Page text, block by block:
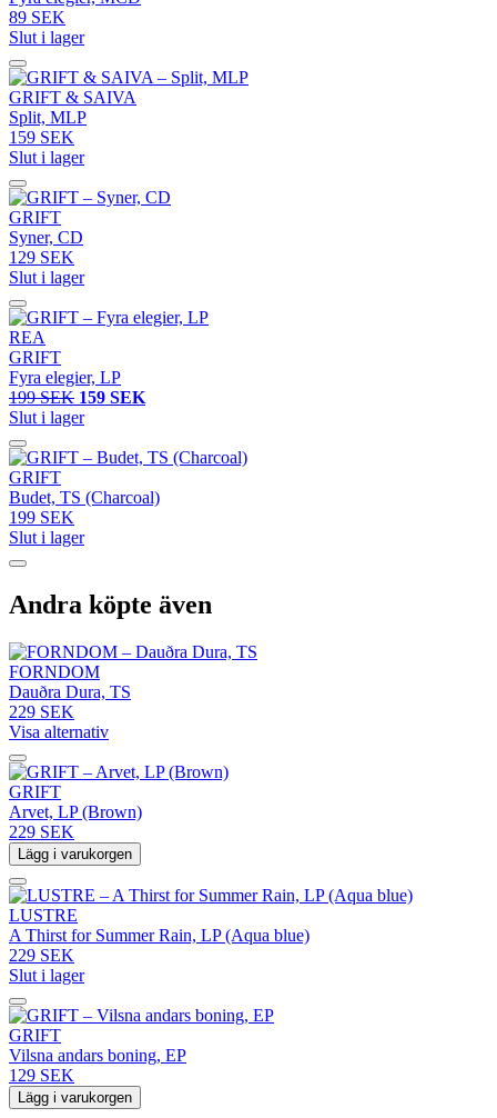
89 SEK
Slut i lager
GRIFT & SAIVA
Split, MLP
159 SEK
Slut i lager
GRIFT
Syner, CD
129 SEK
Slut i lager
REA
GRIFT
Fyra elegier, LP
199 SEK 159 SEK
Slut i lager
GRIFT
Budet, TS (Charcoal)
199 SEK
Slut i lager
Andra köpte även
FORNDOM
Dauðra Dura, TS
229 SEK
Visa alternativ
GRIFT
Arvet, LP (Brown)
229 SEK
Lägg i varukorgen
LUSTRE
A Thirst for Summer Rain, LP (Aqua blue)
229 SEK
Slut i lager
GRIFT
Vilsna andars boning, EP
129 SEK
Lägg i varukorgen